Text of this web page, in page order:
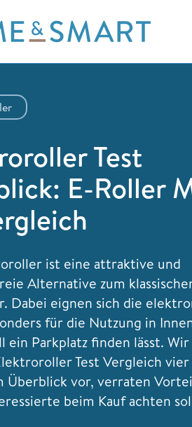
Test
E-Roller
ist eine attraktive und
Alternative zum
Dabei eignen sich die
für die Nutzung in
ein Parkplatz finden lässt.
Test Vergleich vier
Überblick vor, verraten
beim Kauf achten